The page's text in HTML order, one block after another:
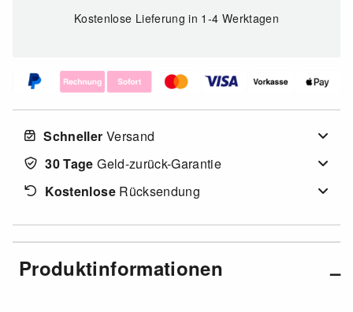
Kostenlose Lieferungin 1-4 Werktagen
Schneller Versand
30 Tage Geld-zurück-Garantie
KostenloseRücksendung
Produktinformationen